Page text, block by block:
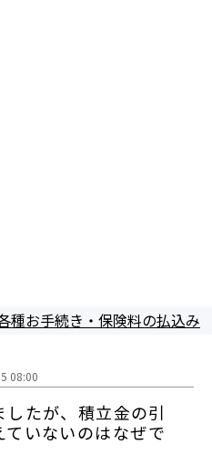
種お手続き・保険料の払込み
08:00
たが、積立金の引
いないのはなぜで